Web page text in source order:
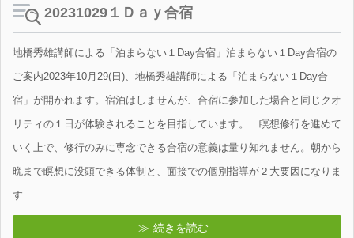
20231029１Ｄａｙ合宿
地橋秀雄講師による「泊まらない１Day合宿」泊まらない１Day合宿の
ご案内2023年10月29(日)、地橋秀雄講師による「泊まらない１Day合
宿」が開かれます。宿泊はしませんが、合宿に参加した場合と同じクオ
リティの１日が体験されることを目指しています。 瞑想修行を進めて
いく上で、修行のみに専念できる合宿の意義は量り知れません。朝から
晩まで瞑想に没頭できる体制と、面接での個別指導が２大要因になりま
す...
続きを読む